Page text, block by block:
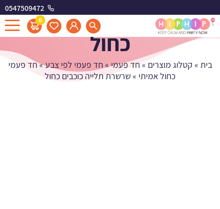
0547509472
0
שרשרת תלייה כוכבים
כחול
בית » קטלוג מוצרים » חד פעמי» חד פעמי לפי צבע»חד פעמי
כחול אמיתי »שרשרת תלייה כוכבים כחול